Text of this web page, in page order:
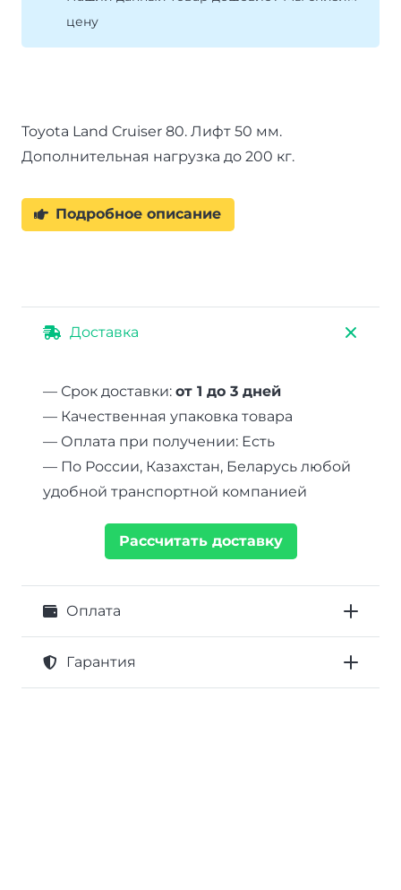
цену
Toyota Land Cruiser 80. Лифт 50 мм.
Дополнительная нагрузка до 200 кг.
Подробное описание
Доставка
— Срок доставки: от 1 до 3 дней
— Качественная упаковка товара
— Оплата при получении: Есть
— По России, Казахстан, Беларусь любой
удобной транспортной компанией
Рассчитать доставку
Оплата
Гарантия